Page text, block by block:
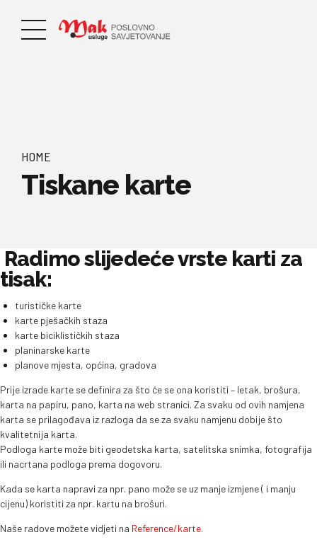
HOME
Tiskane karte
Radimo slijedeće vrste karti za
tisak:
turističke karte
karte pješačkih staza
karte biciklističkih staza
planinarske karte
planove mjesta, općina, gradova
Prije izrade karte se definira za što će se ona koristiti – letak, brošura,
karta na papiru, pano, karta na web stranici. Za svaku od ovih namjena
karta se prilagođava iz razloga da se za svaku namjenu dobije što
kvalitetnija karta.
Podloga karte može biti geodetska karta, satelitska snimka, fotografija
ili nacrtana podloga prema dogovoru.
Kada se karta napravi za npr. pano može se uz manje izmjene ( i manju
cijenu) koristiti za npr. kartu na brošuri.
Naše radove možete vidjeti na Reference/karte.